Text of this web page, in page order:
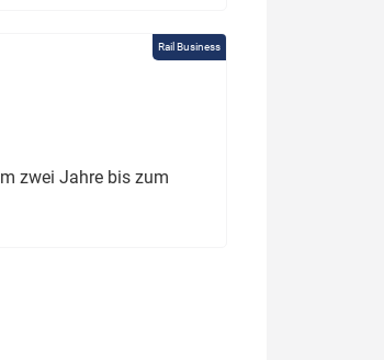
Rail Business
zwei Jahre bis zum